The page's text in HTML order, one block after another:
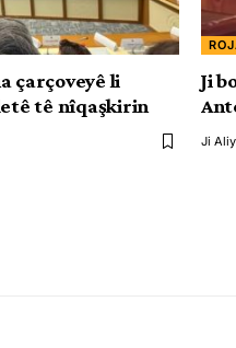
çarçoveyê li
tê nîqaşkirin
Ji
Ji